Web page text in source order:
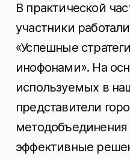
В практической
участники
«Успешные
инофонами». На
используемых в
представители
эффективные